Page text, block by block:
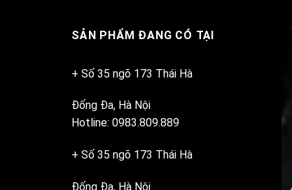
SẢN PHẨM ĐANG CÓ TẠI
+ Số 35 ngõ 173 Thái Hà
Đống Đa, Hà Nội
Hotline: 0983.809.889
+ Số 35 ngõ 173 Thái Hà
Đống Đa, Hà Nội